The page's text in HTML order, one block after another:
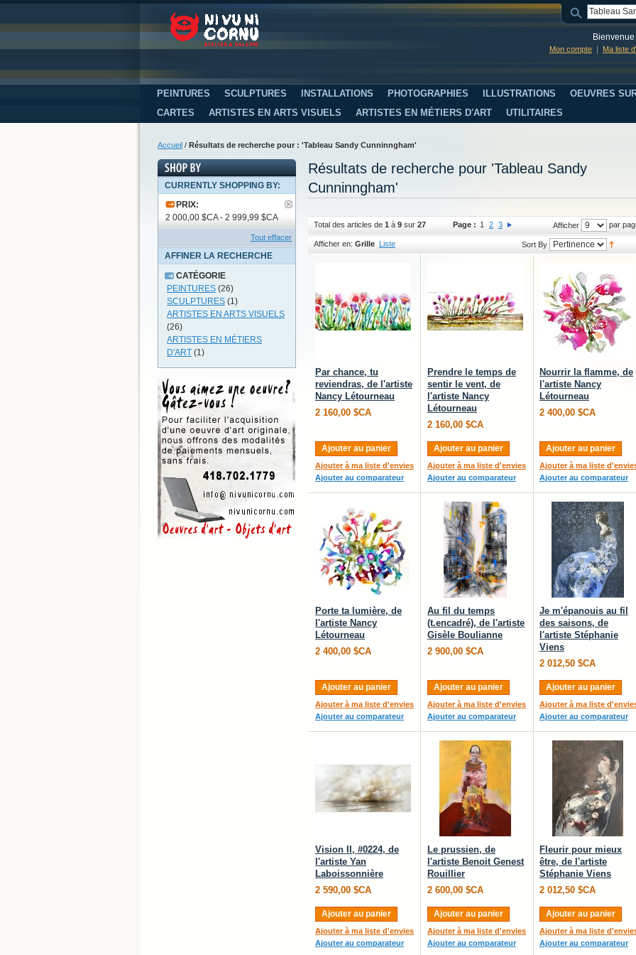
Mon compte Ma liste
PEINTURES SCULPTURES INSTALLATIONS PHOTOGRAPHIES ILLUSTRATIONS
OEUVRES
CARTES
ARTISTES EN ARTS VISUELS ARTISTES EN MÉTIERS D'ART UTILITAIRES
Accueil / Résultats de recherche pour : 'Tableau Sandy Cunninngham'
Résultats de recherche pour 'Tableau Sandy
Cunninngham'
Total des articles de 1 à 9 sur 27 Afficher par
Page : 1 2 3
Afficher en: Grille Liste Sort By
Par chance, tu
reviendras, de l'artiste
Nancy Létourneau
2 160,00 $CA
Ajouter au panier
Ajouter à ma liste d'envies
Ajouter au comparateur
Prendre le temps de
sentir le vent, de
l'artiste Nancy
Létourneau
2 160,00 $CA
Ajouter au panier
Ajouter à ma liste d'envies
Ajouter au comparateur
Nourrir la flamme, de
l'artiste Nancy
Létourneau
2 400,00 $CA
Ajouter au panier
Ajouter à ma liste
Ajouter au comparateur
Porte ta lumière, de
l'artiste Nancy
Létourneau
2 400,00 $CA
Ajouter au panier
Ajouter à ma liste d'envies
Ajouter au comparateur
Au fil du temps
(t.encadré), de l'artiste
Gisèle Boulianne
2 900,00 $CA
Ajouter au panier
Ajouter à ma liste d'envies
Ajouter au comparateur
Je m'épanouis au fil
des saisons, de
l'artiste Stéphanie
Viens
2 012,50 $CA
Ajouter au panier
Ajouter à ma liste
Ajouter au comparateur
Vision II, #0224, de
l'artiste Yan
Laboissonnière
2 590,00 $CA
Ajouter au panier
Ajouter à ma liste d'envies
Ajouter au comparateur
Le prussien, de
l'artiste Benoit Genest
Rouillier
2 600,00 $CA
Ajouter au panier
Ajouter à ma liste d'envies
Ajouter au comparateur
Fleurir pour mieux
être, de l'artiste
Stéphanie Viens
2 012,50 $CA
Ajouter au panier
Ajouter à ma liste
Ajouter au comparateur
CURRENTLY SHOPPING BY:
PRIX:
2 000,00 $CA - 2 999,99 $CA
Tout effacer
AFFINER LA RECHERCHE
CATÉGORIE
PEINTURES (26)
SCULPTURES (1)
ARTISTES EN ARTS VISUELS
(26)
ARTISTES EN MÉTIERS
D'ART (1)